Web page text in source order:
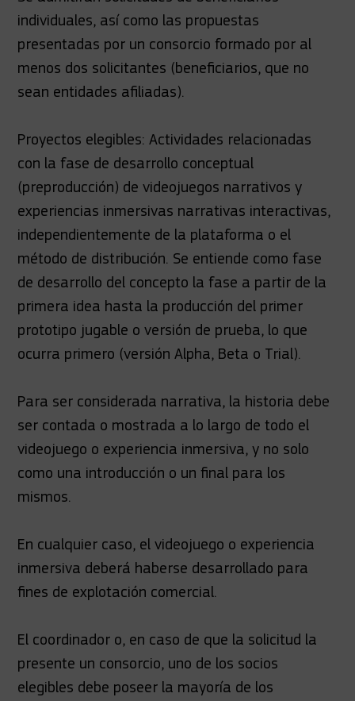
individuales, así como las propuestas
presentadas por un consorcio formado por al
menos dos solicitantes (beneficiarios, que no
sean entidades afiliadas).
Proyectos elegibles: Actividades relacionadas
con la fase de desarrollo conceptual
(preproducción) de videojuegos narrativos y
experiencias inmersivas narrativas interactivas,
independientemente de la plataforma o el
método de distribución. Se entiende como fase
de desarrollo del concepto la fase a partir de la
primera idea hasta la producción del primer
prototipo jugable o versión de prueba, lo que
ocurra primero (versión Alpha, Beta o Trial).
Para ser considerada narrativa, la historia debe
ser contada o mostrada a lo largo de todo el
videojuego o experiencia inmersiva, y no solo
como una introducción o un final para los
mismos.
En cualquier caso, el videojuego o experiencia
inmersiva deberá haberse desarrollado para
fines de explotación comercial.
El coordinador o, en caso de que la solicitud la
presente un consorcio, uno de los socios
elegibles debe poseer la mayoría de los